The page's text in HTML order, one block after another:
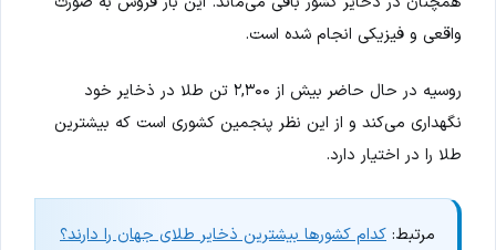
واقعی و فیزیکی انجام شده است.
روسیه در حال حاضر بیش از ۲,۳۰۰ تن طلا در ذخایر خود
نگهداری می‌کند و از این نظر پنجمین کشوری است که بیشترین
طلا را در اختیار دارد.
مرتبط: کدام کشورها بیشترین ذخایر طلای جهان را دارند؟